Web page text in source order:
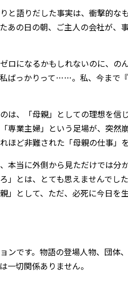
と語りだした事実は、衝撃的な
あの日の朝、ご主人の会社が、
ゼロになるかもしれないのに、
ばっかりって……。私、今まで
は、「母親」としての理想を信
専業主婦」という足場が、突然
ほど非難された「母親の仕事」
本当に外側から見ただけでは分
」とは、とても思えませんでした
」として、ただ、必死に今日を
ンです。物語の登場人物、団体
一切関係ありません。